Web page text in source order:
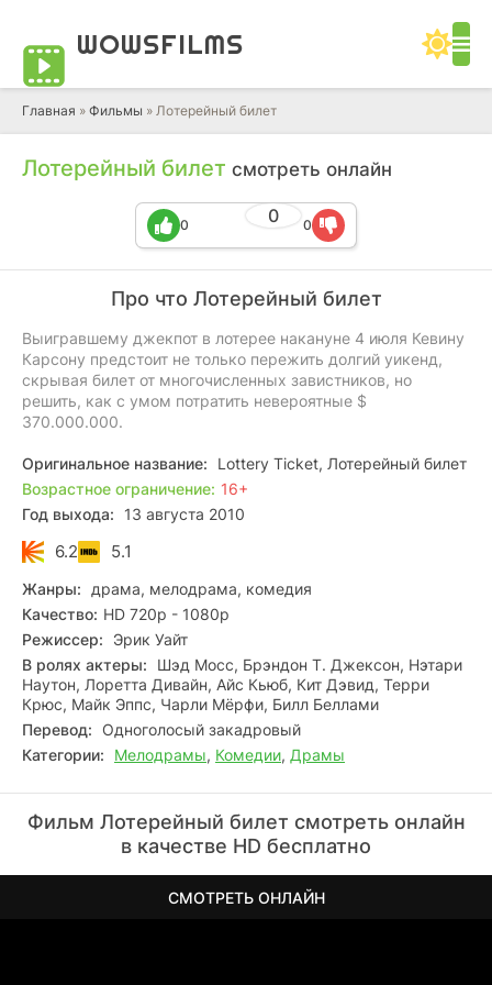
WOWSFILMS
Главная » Фильмы » Лотерейный билет
Лотерейный билет смотреть онлайн
0
0 0
Про что Лотерейный билет
Выигравшему джекпот в лотерее накануне 4 июля Кевину
Карсону предстоит не только пережить долгий уикенд,
скрывая билет от многочисленных завистников, но
решить, как с умом потратить невероятные $
370.000.000.
Оригинальное название:
Lottery Ticket, Лотерейный билет
Возрастное ограничение: 16+
Год выхода:
13 августа 2010
6.2 5.1
Жанры:
драма, мелодрама, комедия
Качество: HD 720p - 1080p
Режиссер:
Эрик Уайт
В ролях актеры:
Шэд Мосс, Брэндон Т. Джексон, Нэтари
Наутон, Лоретта Дивайн, Айс Кьюб, Кит Дэвид, Терри
Крюс, Майк Эппс, Чарли Мёрфи, Билл Беллами
Перевод: Одноголосый закадровый
Категории:
Мелодрамы, Комедии, Драмы
Фильм Лотерейный билет смотреть онлайн
в качестве HD бесплатно
СМОТРЕТЬ ОНЛАЙН